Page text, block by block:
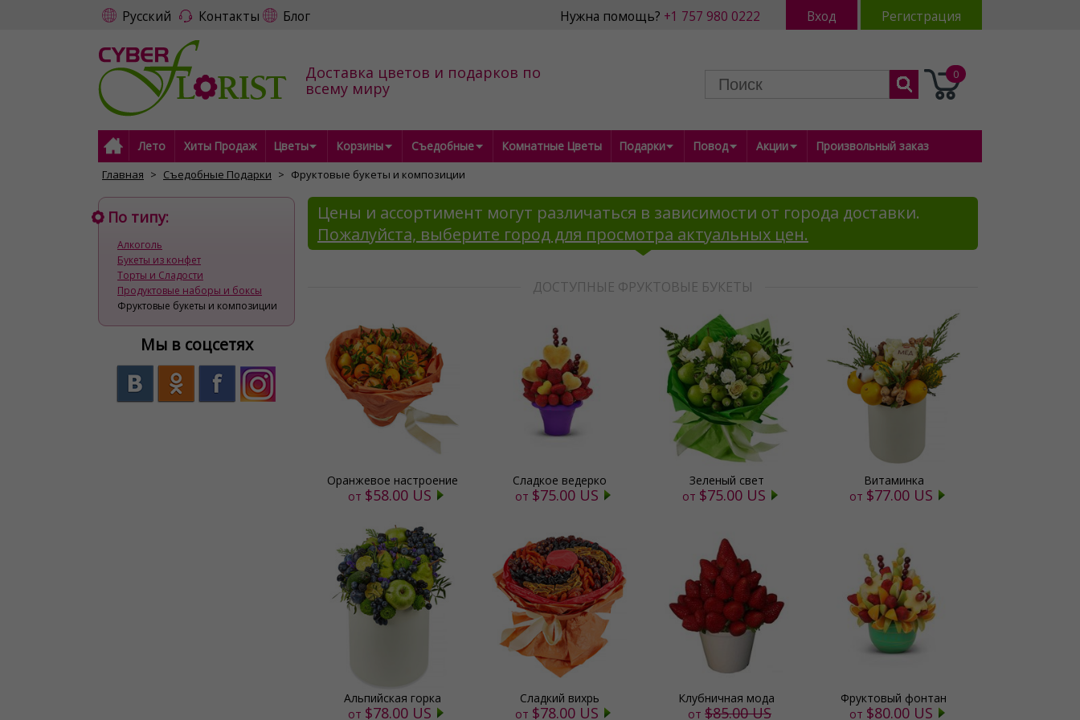
Русский Контакты Блог Нужна помощь? +1 757 980 0222 Вход Регистрация
Доставка цветов и подарков по
всему миру
0
Лето Хиты Продаж Цветы Корзины Съедобные Комнатные Цветы Подарки Повод Акции Произвольный заказ
Главная Съедобные Подарки Фруктовые букеты и композиции
По типу:
Алкоголь
Букеты из конфет
Торты и Cладости
Продуктовые наборы и боксы
Фруктовые букеты и композиции
Мы в соцсетях
Цены и ассортимент могут различаться в зависимости от города доставки.
Пожалуйста, выберите город для просмотра актуальных цен.
ДОСТУПНЫЕ ФРУКТОВЫЕ БУКЕТЫ
Оранжевое настроение
от $58.00 US
Сладкое ведерко
от $75.00 US
Зеленый свет
от $75.00 US
Витаминка
от $77.00 US
Альпийская горка
от $78.00 US
Сладкий вихрь
от $78.00 US
Клубничная мода
от $85.00 US
Фруктовый фонтан
от $80.00 US